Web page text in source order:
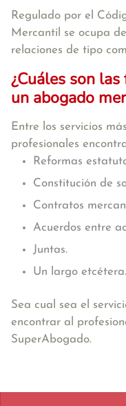
Regulado por el
Mercantil se ocupa
relaciones de tipo
¿Cuáles son
un abogado
Entre los servicios
profesionales
Reformas
Constitución de
Contratos
Acuerdos entre
Juntas.
Un largo etcétera.
Sea cual sea el
encontrar al
SuperAbogado.